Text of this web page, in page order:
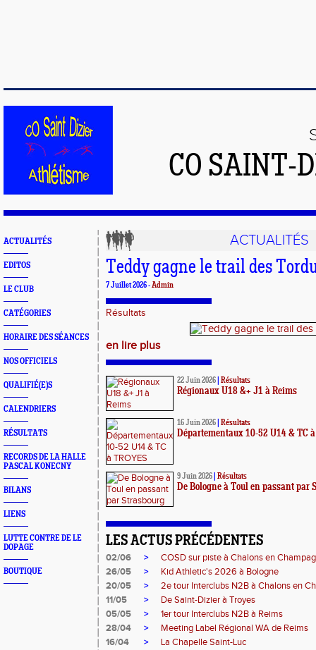
CO SAINT-
ACTUALITÉS
EDITOS
LE CLUB
CATÉGORIES
HORAIRE DES SÉANCES
NOS OFFICIELS
QUALIFIÉ(E)S
CALENDRIERS
RÉSULTATS
RECORDS DE LA HALLE
PASCAL KONECNY
BILANS
LIENS
LUTTE CONTRE DE LE
DOPAGE
BOUTIQUE
ACTUALITÉS
Teddy gagne le trail des
7 Juillet 2026 -Admin
Résultats
en lire plus
22 Juin 2026 Résultats
Régionaux U18 &+ J1 à Reims
16 Juin 2026 Résultats
Départementaux 10-52 U14 & TC à
9 Juin 2026 Résultats
De Bologne à Toul en passant par
LES ACTUS PRÉCÉDENTES
02/06 >
COSD sur piste à Chalons en
26/05
>
Kid Athletic's 2026 à Bologne
20/05
>
2e tour Interclubs N2B à Chalons en
11/05
>
De Saint-Dizier à Troyes
05/05
>
1er tour Interclubs N2B à Reims
28/04
>
Meeting Label Régional WA de Reims
16/04
>
La Chapelle Saint-Luc